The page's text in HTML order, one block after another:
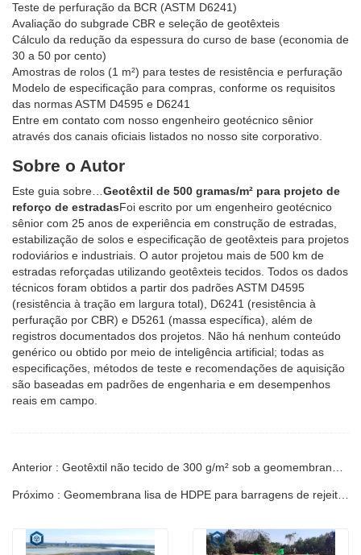
Teste de perfuração da BCR (ASTM D6241)
Avaliação do subgrade CBR e seleção de geotêxteis
Cálculo da redução da espessura do curso de base (economia de
30 a 50 por cento)
Amostras de rolos (1 m²) para testes de resistência e perfuração
Modelo de especificação para compras, conforme os requisitos
das normas ASTM D4595 e D6241
Entre em contato com nosso engenheiro geotécnico sênior
através dos canais oficiais listados no nosso site corporativo.
Sobre o Autor
Este guia sobre… Geotêxtil de 500 gramas/m² para projeto de
reforço de estradasFoi escrito por um engenheiro geotécnico
sênior com 25 anos de experiência em construção de estradas,
estabilização de solos e especificação de geotêxteis para projetos
rodoviários e industriais. O autor projetou mais de 500 km de
estradas reforçadas utilizando geotêxteis tecidos. Todos os dados
técnicos foram obtidos a partir dos padrões ASTM D4595
(resistência à tração em largura total), D6241 (resistência à
perfuração por CBR) e D5261 (massa específica), além de
registros documentados dos projetos. Não há nenhum conteúdo
genérico ou obtido por meio de inteligência artificial; todas as
especificações, métodos de teste e recomendações de aquisição
são baseadas em padrões de engenharia e em desempenhos
reais em campo.